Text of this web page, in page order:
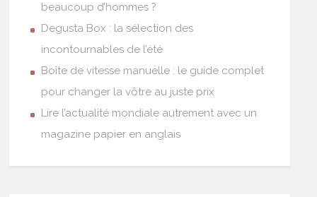
beaucoup d’hommes ?
Degusta Box : la sélection des
incontournables de l’été
Boîte de vitesse manuelle : le guide complet
pour changer la vôtre au juste prix
Lire l’actualité mondiale autrement avec un
magazine papier en anglais